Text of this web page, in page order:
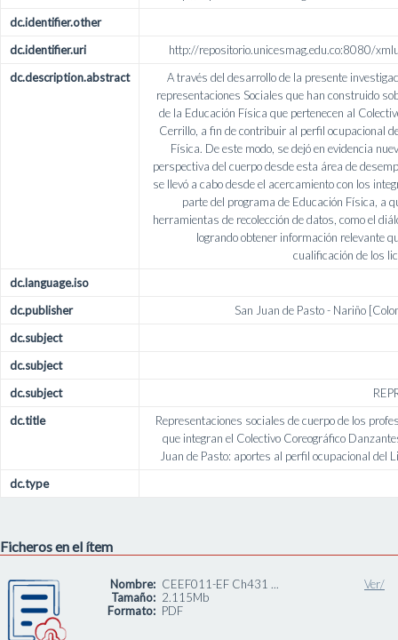
dc.identifier.other
dc.identifier.uri
http://repositorio.unicesmag.edu.co:8080/
dc.description.abstract
A través del desarrollo de la presente
representaciones Sociales que han construido
de la Educación Física que pertenecen al
Cerrillo, a fin de contribuir al perfil ocupacional
Física. De este modo, se dejó en evidencia
perspectiva del cuerpo desde esta área de
se llevó a cabo desde el acercamiento con los
parte del programa de Educación Física, a
herramientas de recolección de datos, como el
logrando obtener información relevante
cualificación de los
dc.language.iso
dc.publisher
San Juan de Pasto - Nariño
dc.subject
dc.subject
dc.subject
dc.title
Representaciones sociales de cuerpo de los
que integran el Colectivo Coreográfico
Juan de Pasto: aportes al perfil ocupacional del
dc.type
Ficheros en el ítem
Nombre: CEEF011-EF Ch431 ...
Tamaño: 2.115Mb
Formato: PDF
Ver/